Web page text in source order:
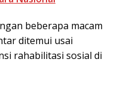
beberapa macam
ditemui usai
rahabilitasi sosial di